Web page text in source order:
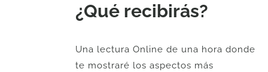
¿Qué recibirás?
Una lectura Online de una hora donde
te mostraré los aspectos más